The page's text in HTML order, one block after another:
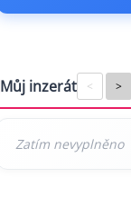
Můj inzerát < >